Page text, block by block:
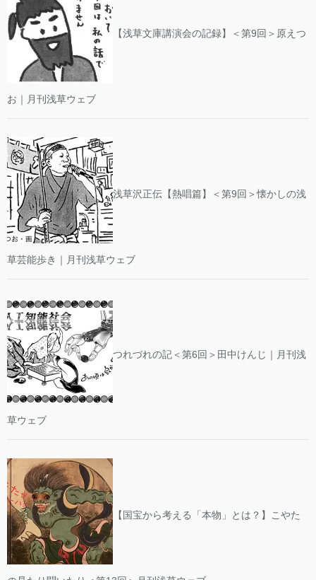
【浅草文庫講演会の記録】＜第9回＞原えつ
お｜月刊浅草ウェブ
浅草沢正伝【熱唱篇】＜第9回＞懐かしの浅
草芸能歩き｜月刊浅草ウェブ
つれづれの記＜第6回＞田中けんじ｜月刊浅
草ウェブ
【国宝から考える「本物」とは？】こやた